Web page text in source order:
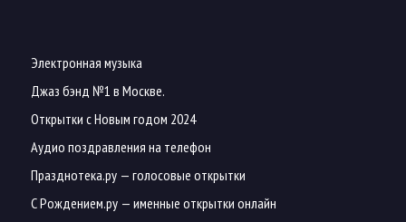
Электронная музыка
Джаз бэнд №1 в Москве.
Открытки с Новым годом 2024
Аудио поздравления на телефон
Празднотека.ру— голосовые открытки
С Рождением.ру— именные открытки онлайн